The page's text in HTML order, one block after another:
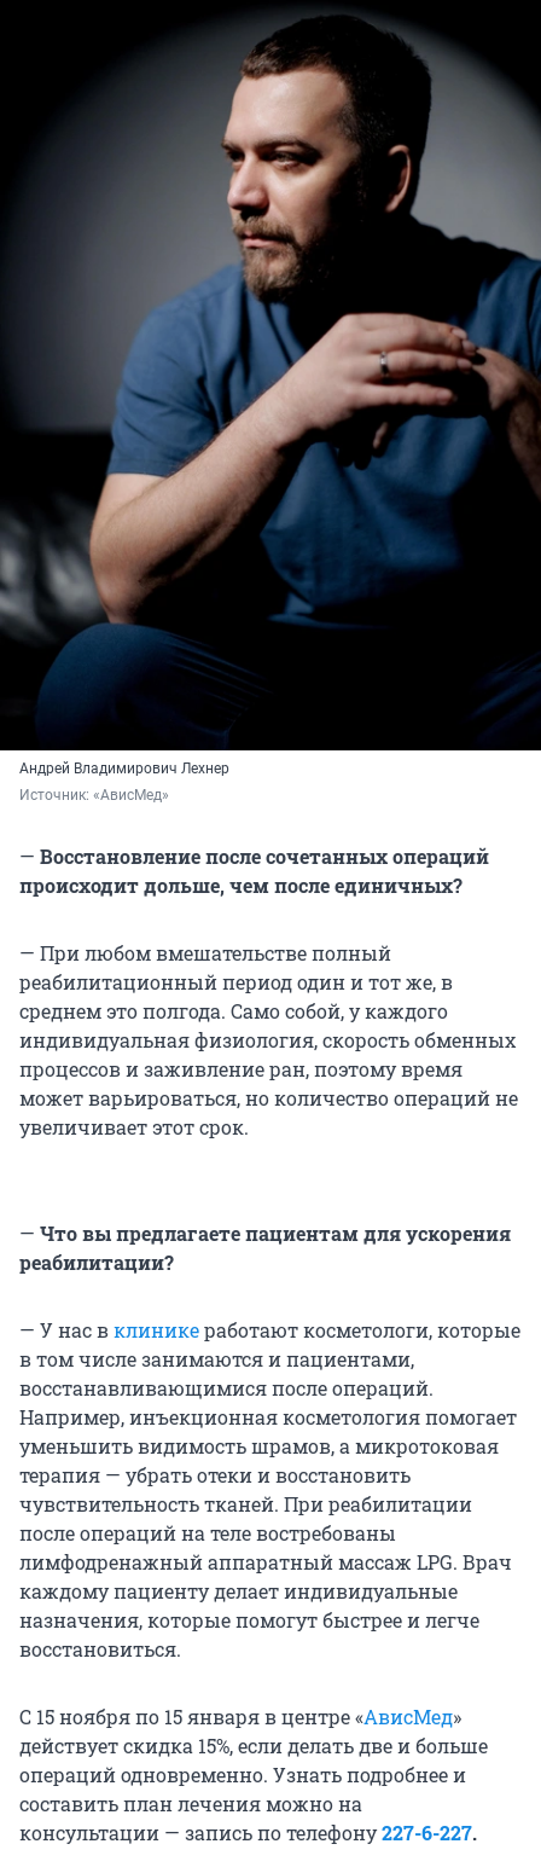
Андрей Владимирович Лехнер
Источник: «АвисМед»
— Восстановление после сочетанных операций
происходит дольше, чем после единичных?
— При любом вмешательстве полный
реабилитационный период один и тот же, в
среднем это полгода. Само собой, у каждого
индивидуальная физиология, скорость обменных
процессов и заживление ран, поэтому время
может варьироваться, но количество операций не
увеличивает этот срок.
— Что вы предлагаете пациентам для ускорения
реабилитации?
— У нас вклиникеработают косметологи, которые
в том числе занимаются и пациентами,
восстанавливающимися после операций.
Например, инъекционная косметология помогает
уменьшить видимость шрамов, а микротоковая
терапия — убрать отеки и восстановить
чувствительность тканей. При реабилитации
после операций на теле востребованы
лимфодренажный аппаратный массаж LPG. Врач
каждому пациенту делает индивидуальные
назначения, которые помогут быстрее и легче
восстановиться.
С 15 ноября по 15 января в центре «АвисМед»
действует скидка 15%, если делать две и больше
операций одновременно. Узнать подробнее и
составить план лечения можно на
консультации — запись по телефону227-6-227.